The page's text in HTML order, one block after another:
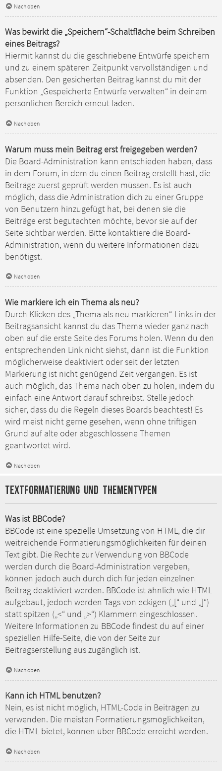
Nach oben
Was bewirkt die „Speichern“-Schaltfläche beim Schreiben
eines Beitrags?
Hiermit kannst du die geschriebene Entwürfe speichern
und zu einem späteren Zeitpunkt vervollständigen und
absenden. Den gesicherten Beitrag kannst du mit der
Funktion „Gespeicherte Entwürfe verwalten“ in deinem
persönlichen Bereich erneut laden.
Nach oben
Warum muss mein Beitrag erst freigegeben werden?
Die Board-Administration kann entschieden haben, dass
in dem Forum, in dem du einen Beitrag erstellt hast, die
Beiträge zuerst geprüft werden müssen. Es ist auch
möglich, dass die Administration dich zu einer Gruppe
von Benutzern hinzugefügt hat, bei denen sie die
Beiträge erst begutachten möchte, bevor sie auf der
Seite sichtbar werden. Bitte kontaktiere die Board-
Administration, wenn du weitere Informationen dazu
benötigst.
Nach oben
Wie markiere ich ein Thema als neu?
Durch Klicken des „Thema als neu markieren“-Links in der
Beitragsansicht kannst du das Thema wieder ganz nach
oben auf die erste Seite des Forums holen. Wenn du den
entsprechenden Link nicht siehst, dann ist die Funktion
möglicherweise deaktiviert oder seit der letzten
Markierung ist nicht genügend Zeit vergangen. Es ist
auch möglich, das Thema nach oben zu holen, indem du
einfach eine Antwort darauf schreibst. Stelle jedoch
sicher, dass du die Regeln dieses Boards beachtest! Es
wird meist nicht gerne gesehen, wenn ohne triftigen
Grund auf alte oder abgeschlossene Themen
geantwortet wird.
Nach oben
Textformatierung und Thementypen
Was ist BBCode?
BBCode ist eine spezielle Umsetzung von HTML, die dir
weitreichende Formatierungsmöglichkeiten für deinen
Text gibt. Die Rechte zur Verwendung von BBCode
werden durch die Board-Administration vergeben,
können jedoch auch durch dich für jeden einzelnen
Beitrag deaktiviert werden. BBCode ist ähnlich wie HTML
aufgebaut, jedoch werden Tags von eckigen („[“ und „]“)
statt spitzen („<“ und „>“) Klammern eingeschlossen.
Weitere Informationen zu BBCode findest du auf einer
speziellen Hilfe-Seite, die von der Seite zur
Beitragserstellung aus zugänglich ist.
Nach oben
Kann ich HTML benutzen?
Nein, es ist nicht möglich, HTML-Code in Beiträgen zu
verwenden. Die meisten Formatierungsmöglichkeiten,
die HTML bietet, können über BBCode erreicht werden.
Nach oben